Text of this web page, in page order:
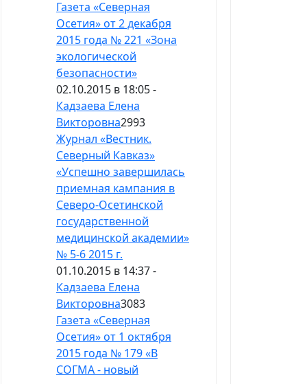
Газета «Северная
Осетия» от 2 декабря
2015 года № 221 «Зона
экологической
безопасности»
02.10.2015 в 18:05 -
Кадзаева Елена
Викторовна2993
Журнал «Вестник.
Северный Кавказ»
«Успешно завершилась
приемная кампания в
Северо-Осетинской
государственной
медицинской академии»
№ 5-6 2015 г.
01.10.2015 в 14:37 -
Кадзаева Елена
Викторовна3083
Газета «Северная
Осетия» от 1 октября
2015 года № 179 «В
СОГМА - новый